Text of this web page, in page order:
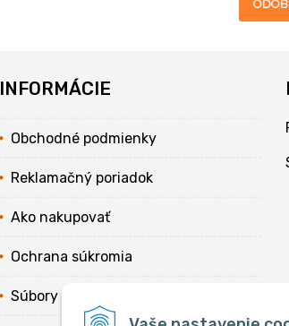
INFORMÁCIE
Obchodné podmienky
Reklamačný poriadok
Ako nakupovať
Ochrana súkromia
Súbory cookies